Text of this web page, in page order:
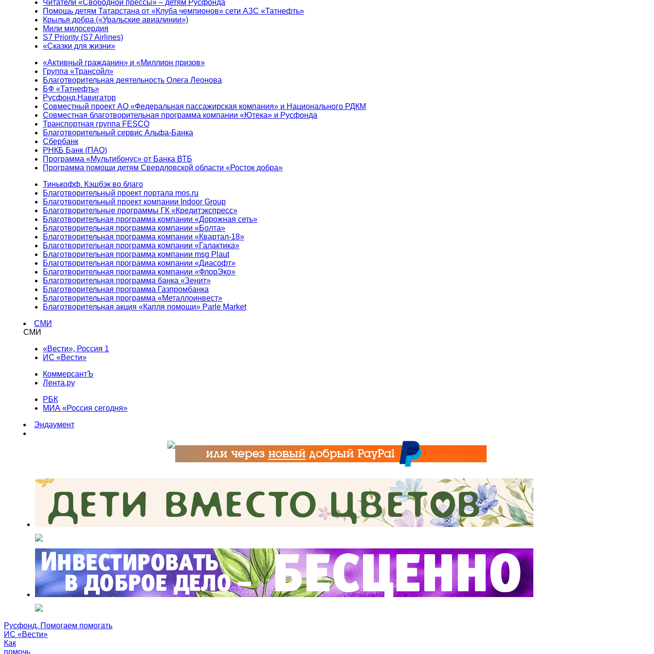
Читатели «Свободной прессы» – детям Русфонда
Помощь детям Татарстана от «Клуба чемпионов» сети АЗС «Татнефть»
Крылья добра («Уральские авиалинии»)
Мили милосердия
S7 Priority (S7 Airlines)
«Сказки для жизни»
«Активный гражданин» и «Миллион призов»
Группа «Трансойл»
Благотворительная деятельность Олега Леонова
БФ «Татнефть»
Русфонд.Навигатор
Совместный проект АО «Федеральная пассажирская компания» и Национального РДКМ
Совместная благотворительная программа компании «Ютека» и Русфонда
Транспортная группа FESCO
Благотворительный сервис Альфа-Банка
Сбербанк
РНКБ Банк (ПАО)
Программа «Мультибонус» от Банка ВТБ
Программа помощи детям Свердловской области «Росток добра»
Тинькофф. Кэшбэк во благо
Благотворительный проект портала mos.ru
Благотворительный проект компании Indoor Group
Благотворительные программы ГК «Кредитэкспресс»
Благотворительная программа компании «Дорожная сеть»
Благотворительная программа компании «Болта»
Благотворительная программа компании «Квартал-18»
Благотворительная программа компании «Галактика»
Благотворительная программа компании msg Plaut
Благотворительная программа компании «Диасофт»
Благотворительная программа компании «ФлорЭко»
Благотворительная программа банка «Зенит»
Благотворительная программа Газпромбанка
Благотворительная программа «Металлоинвест»
Благотворительная акция «Капля помощи» Parle Market
СМИ
СМИ
«Вести», Россия 1
ИС «Вести»
КоммерсантЪ
Лента.ру
РБК
МИА «Россия сегодня»
Эндаумент
Русфонд. Помогаем помогать
ИС «Вести»
Как
помочь